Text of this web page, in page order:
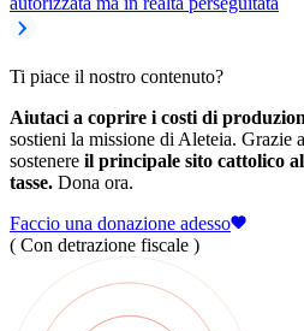
Ti piace il nostro contenuto?
Aiutaci a coprire i costi di
sostieni la missione di Aleteia. Grazie
sostenere il principale sito cattolico
tasse. Dona ora.
Faccio una donazione adesso
( Con detrazione fiscale )